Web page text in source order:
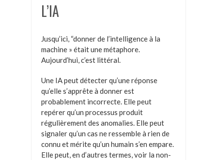
L’IA
Jusqu’ici, “donner de l’intelligence à la
machine » était une métaphore.
Aujourd’hui, c’est littéral.
Une IA peut détecter qu’une réponse
qu’elle s’apprête à donner est
probablement incorrecte. Elle peut
repérer qu’un processus produit
régulièrement des anomalies. Elle peut
signaler qu’un cas ne ressemble à rien de
connu et mérite qu’un humain s’en empare.
Elle peut, en d’autres termes, voir la non-